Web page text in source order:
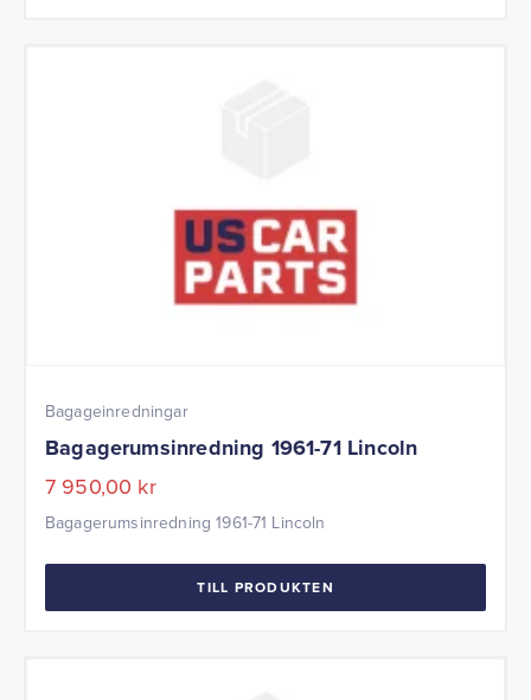
Bagageinredningar
Bagagerumsinredning 1961-71 Lincoln
7 950,00 kr
Bagagerumsinredning 1961-71 Lincoln
TILL PRODUKTEN